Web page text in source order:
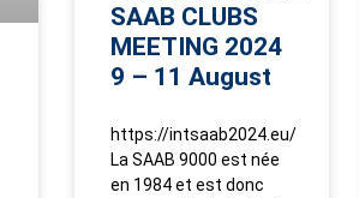
SAAB CLUBS
MEETING 2024
9 – 11 August
https://intsaab2024.eu/
La SAAB 9000 est née
en 1984 et est donc